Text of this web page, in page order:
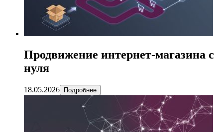
Продвижение интернет-магазина с
нуля
18.05.2026 Подробнее